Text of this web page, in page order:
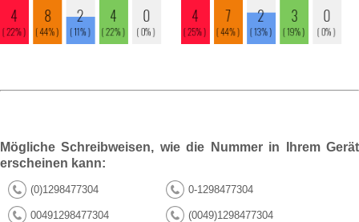
Mögliche Schreibweisen, wie die Nummer in Ihrem Gerät
erscheinen kann:
(0)1298477304 0-1298477304
00491298477304 (0049)1298477304